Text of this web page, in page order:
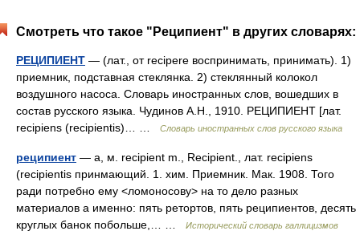
Смотреть что такое "Реципиент" в других словарях:
РЕЦИПИЕНТ — (лат., от recipere воспринимать, принимать). 1)
приемник, подставная стеклянка. 2) стеклянный колокол
воздушного насоса. Словарь иностранных слов, вошедших в
состав русского языка. Чудинов А.Н., 1910. РЕЦИПИЕНТ [лат.
recipiens (recipientis)… …
Словарь иностранных слов русского языка
реципиент — а, м. recipient m., Recipient., лат. recipiens
(recipientis принмающий. 1. хим. Приемник. Мак. 1908. Того
ради потребно ему <ломоносову> на то дело разных
материалов а именно: пять ретортов, пять реципиентов, десять
круглых банок побольше,… …
Исторический словарь галлицизмов